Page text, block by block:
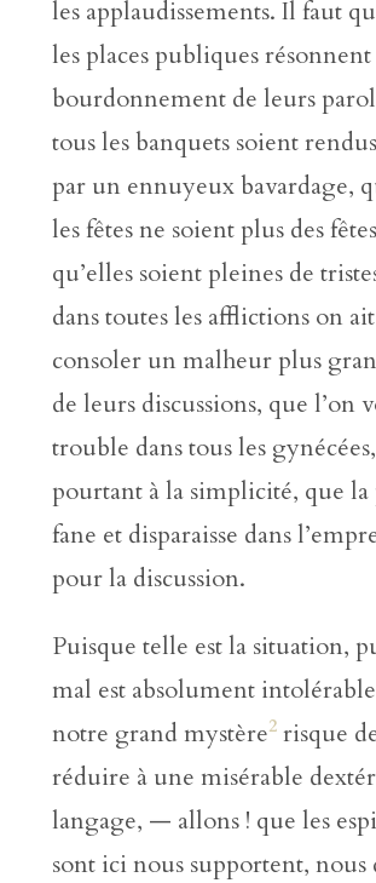
les applaudissements. Il faut
les places publiques
bourdonnement de leurs
tous les banquets soient
par un ennuyeux bavardage,
les fêtes ne soient plus des
qu’elles soient pleines de
dans toutes les afflictions on
consoler un malheur plus
de leurs discussions, que l’on
trouble dans tous les
pourtant à la simplicité, que la
fane et disparaisse dans
pour la discussion.
Puisque telle est la situation,
mal est absolument
notre grand mystère2risque
réduire à une misérable
langage, — allons ! que les
sont ici nous supportent, nous